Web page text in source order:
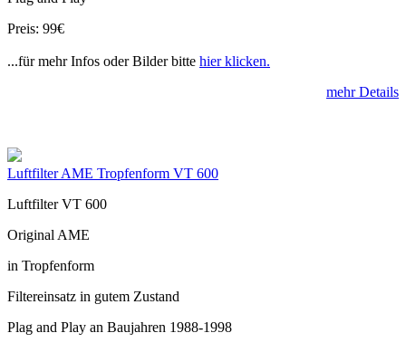
Preis: 99€
...für mehr Infos oder Bilder bitte hier klicken.
mehr Details
Luftfilter AME Tropfenform VT 600
Luftfilter VT 600
Original AME
in Tropfenform
Filtereinsatz in gutem Zustand
Plag and Play an Baujahren 1988-1998